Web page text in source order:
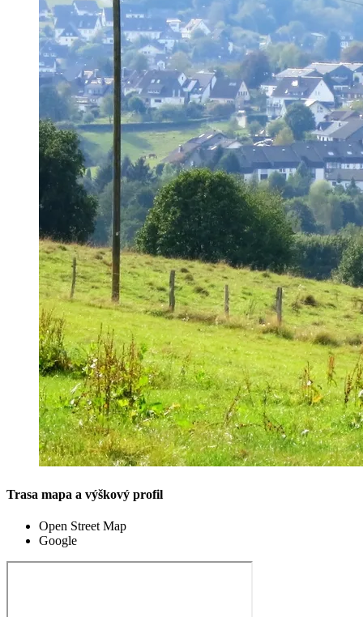
Trasa mapa a výškový profil
Open Street Map
Google